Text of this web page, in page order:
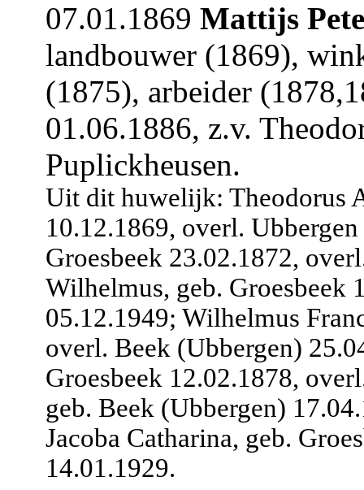
07.01.1869 Mattijs
landbouwer (1869),
(1875), arbeider
01.06.1886, z.v.
Puplickheusen.
Uit dit huwelijk: Theodorus
10.12.1869, overl.
Groesbeek 23.02.1872,
Wilhelmus, geb. Groesbeek
05.12.1949; Wilhelmus
overl. Beek (Ubbergen)
Groesbeek 12.02.1878,
geb. Beek (Ubbergen)
Jacoba Catharina, geb.
14.01.1929.